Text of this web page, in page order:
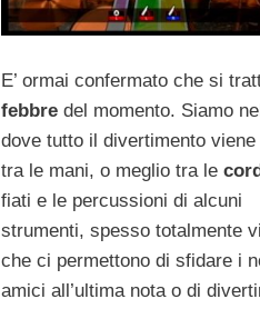
E’ ormai confermato che si
febbredel momento. Siamo
dove tutto il divertimento
tra le mani, o meglio tra le
fiati e le percussioni di alcuni
strumenti, spesso totalmente
che ci permettono di sfidare i
amici all’ultima nota o di